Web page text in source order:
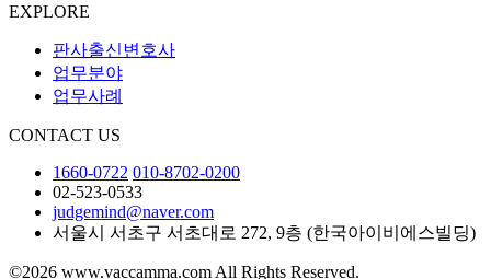
EXPLORE
판사출신변호사
업무분야
업무사례
CONTACT US
1660-0722 010-8702-0200
02-523-0533
judgemind@naver.com
서울시 서초구 서초대로 272, 9층 (한국아이비에스빌딩)
©2026 www.vaccamma.com All Rights Reserved.